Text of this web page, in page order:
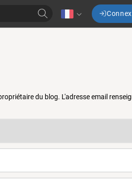
du blog. L'adresse email